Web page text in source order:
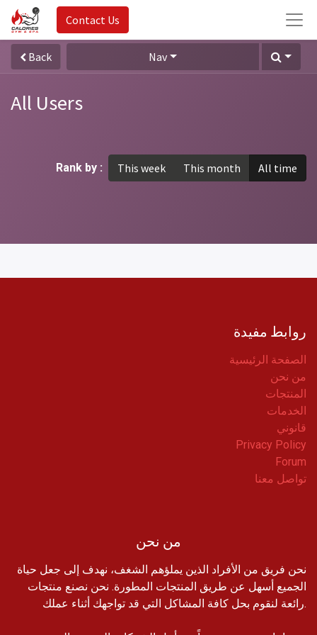
Contact Us
Back Nav
All Users
Rank by : This week This month All time
روابط مفيدة
الصفحة الرئيسية
من نحن
المنتجات
الخدمات
قانوني
Privacy Policy
Forum
تواصل معنا
من نحن
نحن فريق من الأفراد الذين يملؤهم الشغف، نهدف إلى جعل حياة
الجميع أسهل عن طريق المنتجات المطورة. نحن نصنع منتجات
رائعة لنقوم بحل كافة المشاكل التي قد تواجهك أثناء عملك.